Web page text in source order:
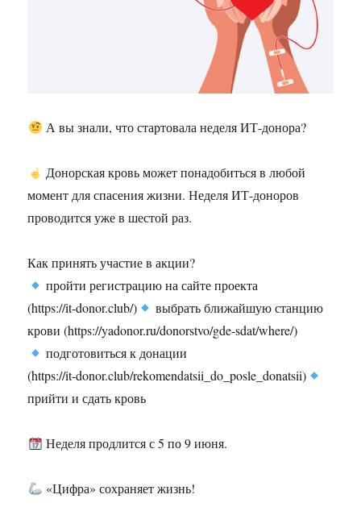
А вы знали, что стартовала неделя ИТ-донора?
Донорская кровь может понадобиться в любой
момент для спасения жизни. Неделя ИТ-доноров
проводится уже в шестой раз.
Как принять участие в акции?
пройти регистрацию на сайте проекта
(https://it-donor.club/)
выбрать ближайшую станцию
крови (https://yadonor.ru/donorstvo/gde-sdat/where/)
подготовиться к донации
(https://it-donor.club/rekomendatsii_do_posle_donatsii)
прийти и сдать кровь
Неделя продлится с 5 по 9 июня.
«Цифра» сохраняет жизнь!